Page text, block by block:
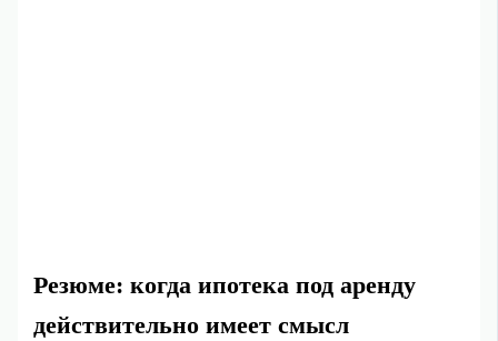
Резюме: когда ипотека под аренду
действительно имеет смысл